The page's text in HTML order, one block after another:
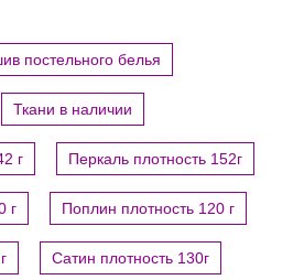
постельного белья
Ткани в наличии
г Перкаль плотность 152г
г Поплин плотность 120 г
Сатин плотность 130г